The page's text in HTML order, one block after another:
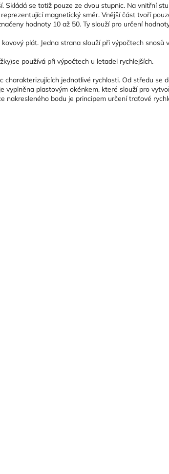
Skládá se totiž pouze ze dvou stupnic. Na vnitřní
magnetický směr. Vnější část tvoří
hodnoty 10 až 50. Ty slouží pro určení
plát. Jedna strana slouží při výpočtech
používá při výpočtech u letadel rychlejších.
charakterizujících jednotlivé rychlosti. Od středu se
vyplněna plastovým okénkem, které slouží pro
nakresleného bodu je principem určení traťové